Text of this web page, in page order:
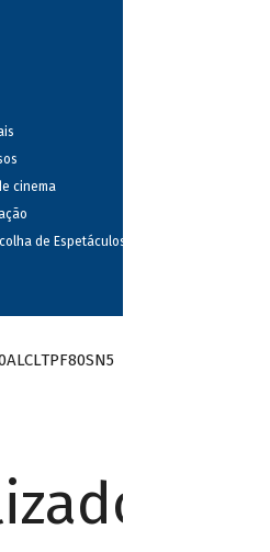
cinema
de Espetáculos